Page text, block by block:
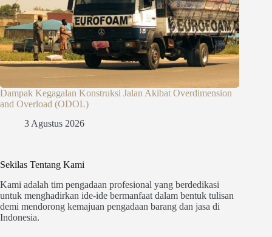
Dampak Kegagalan Konstruksi Jalan Akibat Overdimension
and Overload (ODOL)
3 Agustus 2026
Sekilas Tentang Kami
Kami adalah tim pengadaan profesional yang berdedikasi
untuk menghadirkan ide-ide bermanfaat dalam bentuk tulisan
demi mendorong kemajuan pengadaan barang dan jasa di
Indonesia.